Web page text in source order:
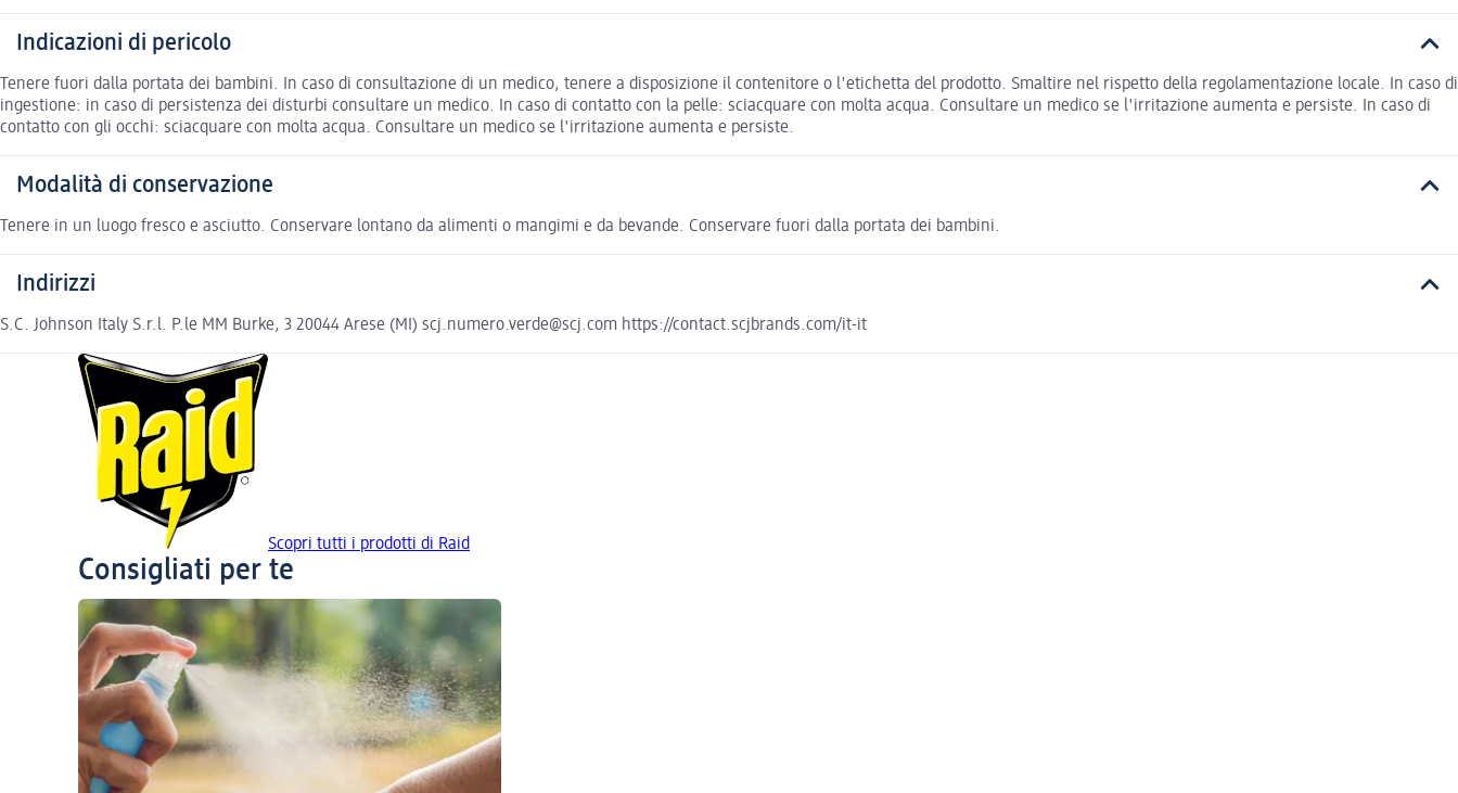
Indicazioni di pericolo
Tenere fuori dalla portata dei bambini. In caso di consultazione di un medico, tenere a disposizione il contenitore o l'etichetta del prodotto. Smaltire nel rispetto della regolamentazione locale. In caso di
ingestione: in caso di persistenza dei disturbi consultare un medico. In caso di contatto con la pelle: sciacquare con molta acqua. Consultare un medico se l'irritazione aumenta e persiste. In caso di
contatto con gli occhi: sciacquare con molta acqua. Consultare un medico se l'irritazione aumenta e persiste.
Modalità di conservazione
Tenere in un luogo fresco e asciutto. Conservare lontano da alimenti o mangimi e da bevande. Conservare fuori dalla portata dei bambini.
Indirizzi
S.C. Johnson Italy S.r.l. P.le MM Burke, 3 20044 Arese (MI) scj.numero.verde@scj.com https://contact.scjbrands.com/it-it
Scopri tutti i prodotti di Raid
Consigliati per te